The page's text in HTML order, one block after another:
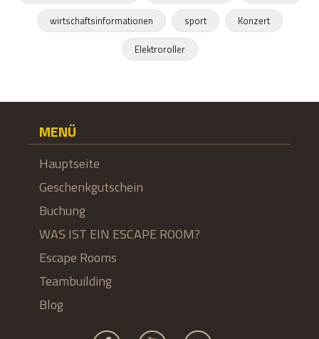
wirtschaftsinformationen
sport
Konzert
Elektroroller
MENÜ
Hauptseite
Geschenkgutschein
Buchung
WAS IST EIN ESCAPE ROOM?
Escape Rooms
Teambuilding
Blog